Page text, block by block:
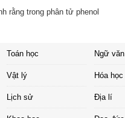
rằng trong phân tử phenol
Toán học Ngữ văn
Vật lý Hóa học
Lịch sử Địa lí